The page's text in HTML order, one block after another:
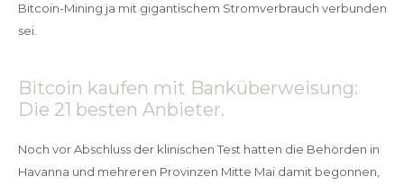
Bitcoin-Mining ja mit gigantischem Stromverbrauch verbunden
sei.
Bitcoin kaufen mit Banküberweisung:
Die 21 besten Anbieter.
Noch vor Abschluss der klinischen Test hatten die Behörden in
Havanna und mehreren Provinzen Mitte Mai damit begonnen,